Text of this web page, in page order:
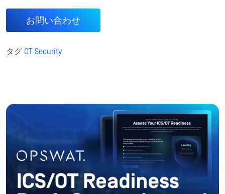
お問い合わせ
タグ OT Security